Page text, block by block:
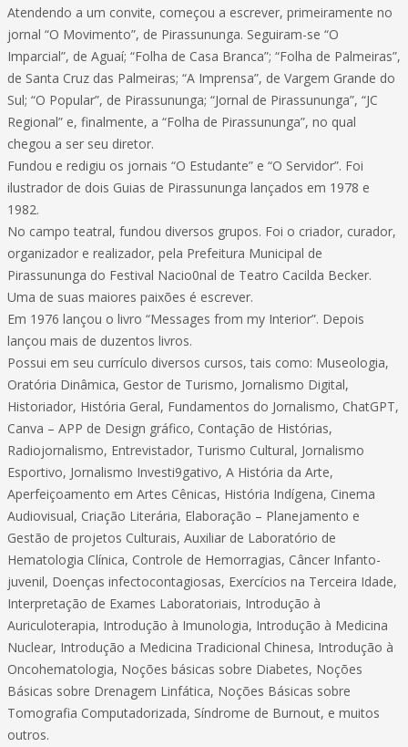
Atendendo a um convite, começou a escrever, primeiramente no
jornal “O Movimento”, de Pirassununga. Seguiram-se “O
Imparcial”, de Aguaí; “Folha de Casa Branca”; “Folha de Palmeiras”,
de Santa Cruz das Palmeiras; “A Imprensa”, de Vargem Grande do
Sul; “O Popular”, de Pirassununga; “Jornal de Pirassununga”, “JC
Regional” e, finalmente, a “Folha de Pirassununga”, no qual
chegou a ser seu diretor.
Fundou e redigiu os jornais “O Estudante” e “O Servidor”. Foi
ilustrador de dois Guias de Pirassununga lançados em 1978 e
1982.
No campo teatral, fundou diversos grupos. Foi o criador, curador,
organizador e realizador, pela Prefeitura Municipal de
Pirassununga do Festival Nacio0nal de Teatro Cacilda Becker.
Uma de suas maiores paixões é escrever.
Em 1976 lançou o livro “Messages from my Interior”. Depois
lançou mais de duzentos livros.
Possui em seu currículo diversos cursos, tais como: Museologia,
Oratória Dinâmica, Gestor de Turismo, Jornalismo Digital,
Historiador, História Geral, Fundamentos do Jornalismo, ChatGPT,
Canva – APP de Design gráfico, Contação de Histórias,
Radiojornalismo, Entrevistador, Turismo Cultural, Jornalismo
Esportivo, Jornalismo Investi9gativo, A História da Arte,
Aperfeiçoamento em Artes Cênicas, História Indígena, Cinema
Audiovisual, Criação Literária, Elaboração – Planejamento e
Gestão de projetos Culturais, Auxiliar de Laboratório de
Hematologia Clínica, Controle de Hemorragias, Câncer Infanto-
juvenil, Doenças infectocontagiosas, Exercícios na Terceira Idade,
Interpretação de Exames Laboratoriais, Introdução à
Auriculoterapia, Introdução à Imunologia, Introdução à Medicina
Nuclear, Introdução a Medicina Tradicional Chinesa, Introdução à
Oncohematologia, Noções básicas sobre Diabetes, Noções
Básicas sobre Drenagem Linfática, Noções Básicas sobre
Tomografia Computadorizada, Síndrome de Burnout, e muitos
outros.